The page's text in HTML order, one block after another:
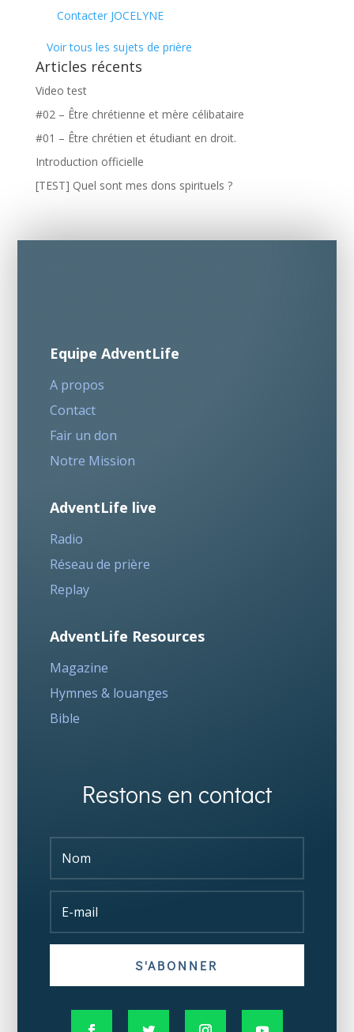
Contacter JOCELYNE
Voir tous les sujets de prière
Articles récents
Video test
#02 – Être chrétienne et mère célibataire
#01 – Être chrétien et étudiant en droit.
Introduction officielle
[TEST] Quel sont mes dons spirituels ?
Equipe AdventLife
A propos
Contact
Fair un don
Notre Mission
AdventLife live
Radio
Réseau de prière
Replay
AdventLife Resources
Magazine
Hymnes & louanges
Bible
Restons en contact
S'ABONNER